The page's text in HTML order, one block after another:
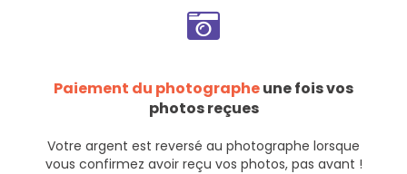
Paiement du photographeune fois vos
photos reçues
Votre argent est reversé au photographe lorsque
vous confirmez avoir reçu vos photos, pas avant !